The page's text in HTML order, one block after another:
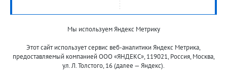
Леска и плетеныеМы используем Яндекс Метрику
Этот сайт использует сервис веб-аналитики Яндекс Метрика,
предоставляемый компанией ООО «ЯНДЕКС», 119021, Россия, Москва,
ул. Л. Толстого, 16 (далее — Яндекс).